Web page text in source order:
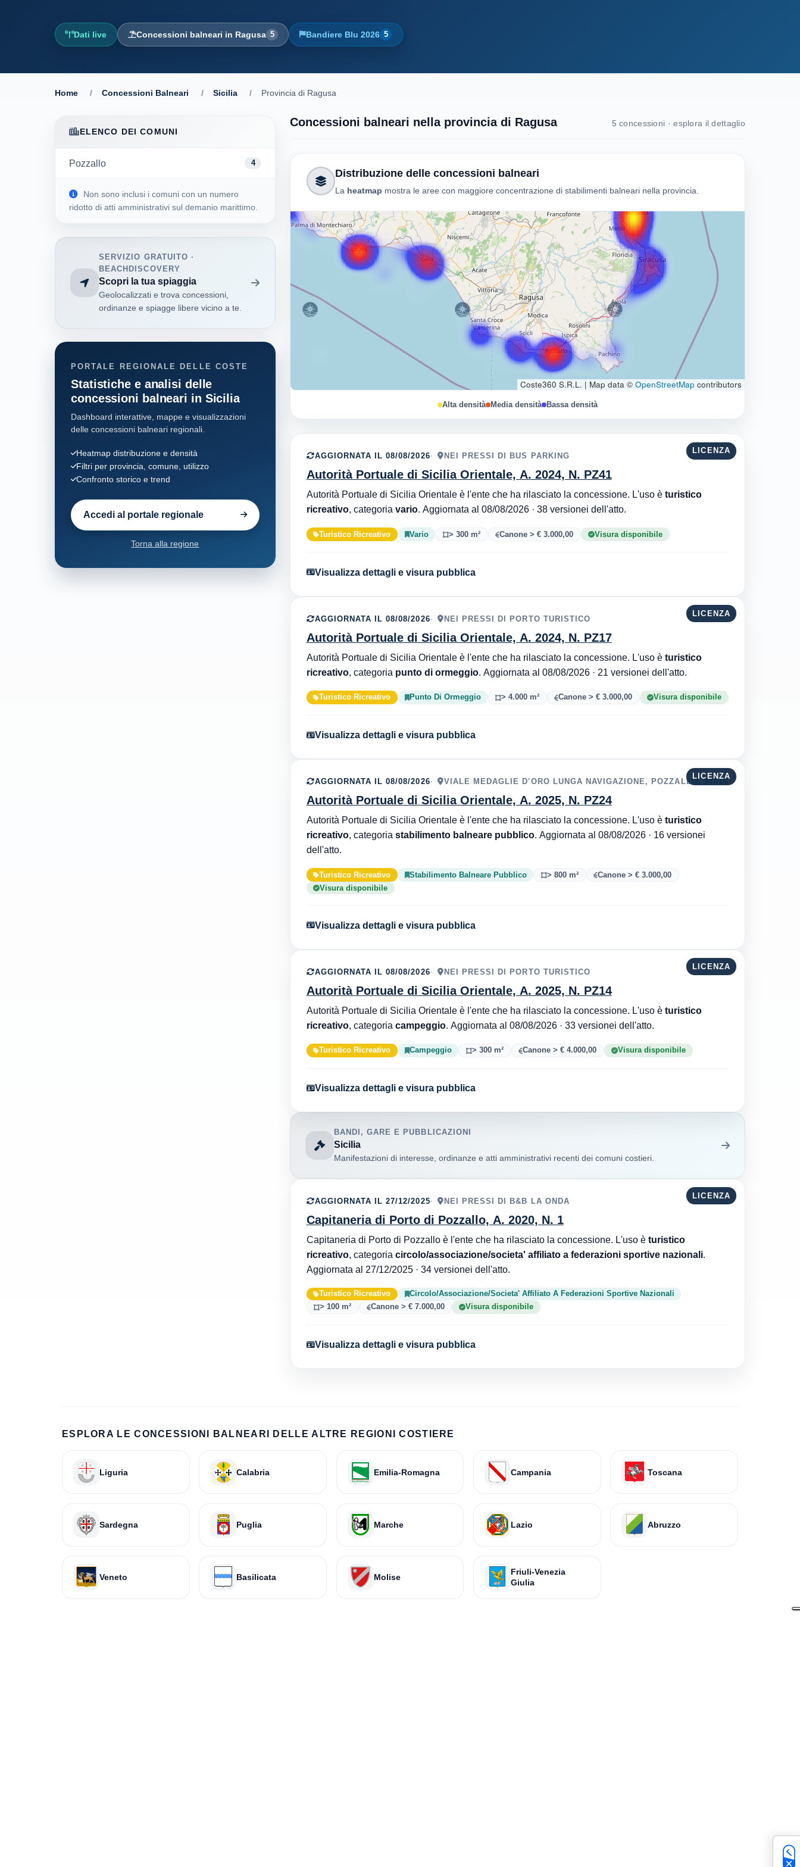
Dati live Concessioni balneari in Ragusa 5 Bandiere Blu 2026 5
Home / Concessioni Balneari / Sicilia / Provincia di Ragusa
ELENCO DEI COMUNI
Pozzallo 4
Non sono inclusi i comuni con un numero
ridotto di atti amministrativi sul demanio marittimo.
SERVIZIO GRATUITO ·
BEACHDISCOVERY
Scopri la tua spiaggia
Geolocalizzati e trova concessioni,
ordinanze e spiagge libere vicino a te.
PORTALE REGIONALE DELLE COSTE
Statistiche e analisi delle
concessioni balneari in Sicilia
Dashboard interattive, mappe e visualizzazioni
delle concessioni balneari regionali.
Heatmap distribuzione e densità
Filtri per provincia, comune, utilizzo
Confronto storico e trend
Accedi al portale regionale
Torna alla regione
Concessioni balneari nella provincia di Ragusa 5 concessioni · esplora il dettaglio
Distribuzione delle concessioni balneari
La heatmap mostra le aree con maggiore concentrazione di stabilimenti balneari nella provincia.
Coste360 S.R.L. | Map data © OpenStreetMap contributors
Alta densità Media densità Bassa densità
LICENZA
AGGIORNATA IL 08/08/2026 NEI PRESSI DI BUS PARKING
Autorità Portuale di Sicilia Orientale, A. 2024, N. PZ41
Autorità Portuale di Sicilia Orientale è l'ente che ha rilasciato la concessione. L'uso è turistico
ricreativo , categoria vario . Aggiornata al 08/08/2026 · 38 versionei dell'atto.
Turistico Ricreativo Vario > 300 m² Canone > € 3.000,00 Visura disponibile
Visualizza dettagli e visura pubblica
LICENZA
AGGIORNATA IL 08/08/2026 NEI PRESSI DI PORTO TURISTICO
Autorità Portuale di Sicilia Orientale, A. 2024, N. PZ17
Autorità Portuale di Sicilia Orientale è l'ente che ha rilasciato la concessione. L'uso è turistico
ricreativo , categoria punto di ormeggio . Aggiornata al 08/08/2026 · 21 versionei dell'atto.
Turistico Ricreativo Punto Di Ormeggio > 4.000 m² Canone > € 3.000,00 Visura disponibile
Visualizza dettagli e visura pubblica
LICENZA
AGGIORNATA IL 08/08/2026 VIALE MEDAGLIE D'ORO LUNGA NAVIGAZIONE, POZZALLO, 97016
Autorità Portuale di Sicilia Orientale, A. 2025, N. PZ24
Autorità Portuale di Sicilia Orientale è l'ente che ha rilasciato la concessione. L'uso è turistico
ricreativo , categoria stabilimento balneare pubblico. Aggiornata al 08/08/2026 · 16 versionei
dell'atto.
Turistico Ricreativo Stabilimento Balneare Pubblico > 800 m²
Canone > € 3.000,00
Visura disponibile
Visualizza dettagli e visura pubblica
LICENZA
AGGIORNATA IL 08/08/2026 NEI PRESSI DI PORTO TURISTICO
Autorità Portuale di Sicilia Orientale, A. 2025, N. PZ14
Autorità Portuale di Sicilia Orientale è l'ente che ha rilasciato la concessione. L'uso è turistico
ricreativo , categoria campeggio . Aggiornata al 08/08/2026 · 33 versionei dell'atto.
Turistico Ricreativo Campeggio > 300 m² Canone > € 4.000,00 Visura disponibile
Visualizza dettagli e visura pubblica
BANDI, GARE E PUBBLICAZIONI
Sicilia
Manifestazioni di interesse, ordinanze e atti amministrativi recenti dei comuni costieri.
LICENZA
AGGIORNATA IL 27/12/2025 NEI PRESSI DI B&B LA ONDA
Capitaneria di Porto di Pozzallo, A. 2020, N. 1
Capitaneria di Porto di Pozzallo è l'ente che ha rilasciato la concessione. L'uso è turistico
ricreativo , categoria circolo/associazione/societa' affiliato a federazioni sportive nazionali.
Aggiornata al 27/12/2025 · 34 versionei dell'atto.
Turistico Ricreativo
Circolo/Associazione/Societa' Affiliato A Federazioni Sportive Nazionali
> 100 m²
Canone > € 7.000,00 Visura disponibile
Visualizza dettagli e visura pubblica
ESPLORA LE CONCESSIONI BALNEARI DELLE ALTRE REGIONI COSTIERE
Liguria Calabria Emilia-Romagna Campania Toscana
Sardegna Puglia Marche Lazio Abruzzo
Veneto Basilicata Molise
Friuli-Venezia
Giulia